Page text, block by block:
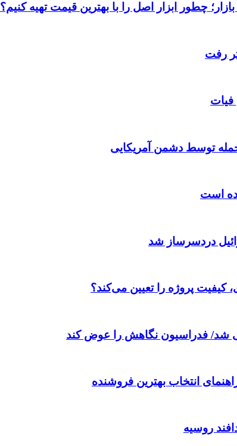
چطور ابزار اصل را با بهترین قیمت تهیه کنیم؟
فیات
توسط دشمن آمریکایی
است
دردسرساز شد
کیفیت پروژه را تعیین می‌کند؟
شد/ فدراسیون نگاهش را عوض کند
انتخاب بهترین فروشنده